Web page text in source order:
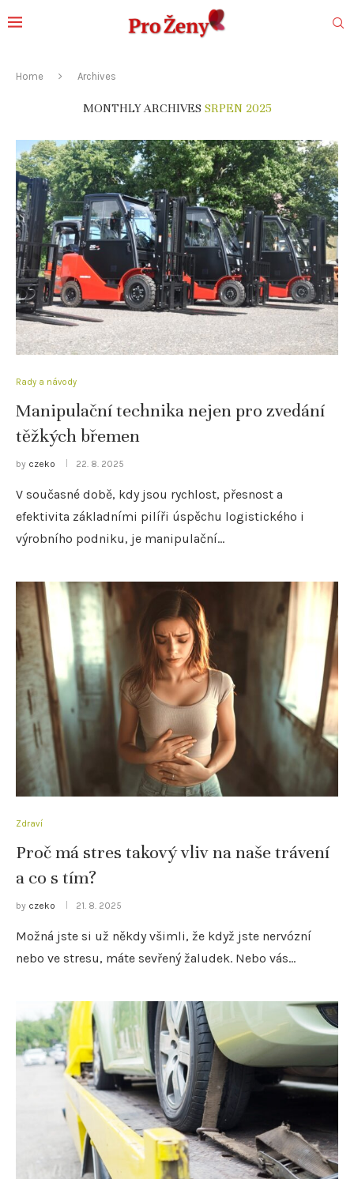
Home Archives
MONTHLY ARCHIVES SRPEN 2025
Rady a návody
Manipulační technika nejen pro zvedání
těžkých břemen
by czeko 22. 8. 2025
V současné době, kdy jsou rychlost, přesnost a
efektivita základními pilíři úspěchu logistického i
výrobního podniku, je manipulační…
Zdraví
Proč má stres takový vliv na naše trávení
a co s tím?
by czeko 21. 8. 2025
Možná jste si už někdy všimli, že když jste nervózní
nebo ve stresu, máte sevřený žaludek. Nebo vás…